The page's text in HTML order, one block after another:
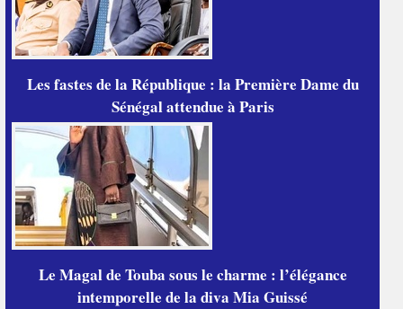
Les fastes de la République : la Première Dame du
Sénégal attendue à Paris
Le Magal de Touba sous le charme : l’élégance
intemporelle de la diva Mia Guissé